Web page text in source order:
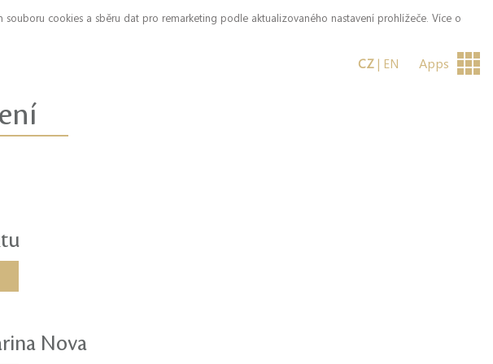
cookies a sběru dat pro remarketing podle aktualizovaného nastavení prohlížeče. Více o
Nova
CZ| EN Apps